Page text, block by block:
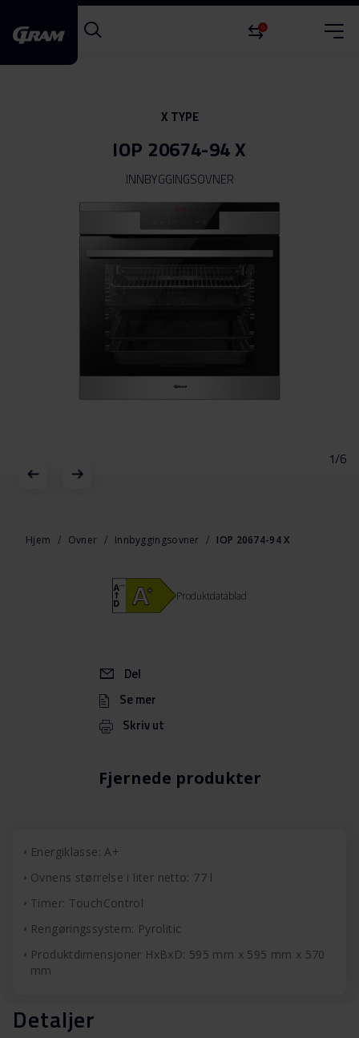
0
X TYPE
IOP 20674-94 X
INNBYGGINGSOVNER
1/6
begynnelsen
Hjem Ovner Innbyggingsovner IOP 20674-94 X
Fjernede produkter
Del
Se mer
Skriv ut
Produktdatablad
Energiklasse: A+
Ovnens størrelse i liter netto: 77 l
Timer: TouchControl
Rengøringssystem: Pyrolitic
Produktdimensjoner HxBxD: 595 mm x 595 mm x 570
mm
Detaljer